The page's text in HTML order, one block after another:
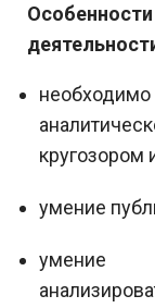
необходимо
кругозором
умение
умение